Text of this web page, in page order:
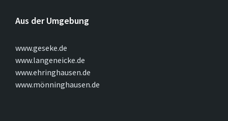
Aus der Umgebung
www.geseke.de
www.langeneicke.de
www.ehringhausen.de
www.mönninghausen.de